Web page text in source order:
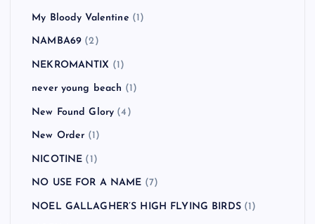
My Bloody Valentine (1)
NAMBA69 (2)
NEKROMANTIX (1)
never young beach (1)
New Found Glory (4)
New Order (1)
NICOTINE (1)
NO USE FOR A NAME (7)
NOEL GALLAGHER’S HIGH FLYING BIRDS(1)